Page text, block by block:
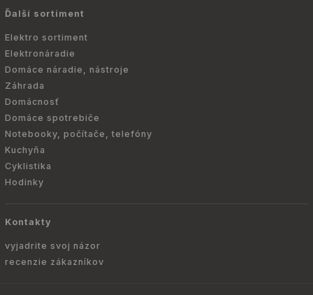
Ďalší sortiment
Elektro sortiment
Elektronáradie
Domáce náradie, nástroje
Záhrada
Domácnosť
Domáce spotrebiče
Notebooky, počítače, telefóny
Kuchyňa
Cyklistika
Hodinky
Kontakty
vyjadrite svoj názor
recenzie zákazníkov